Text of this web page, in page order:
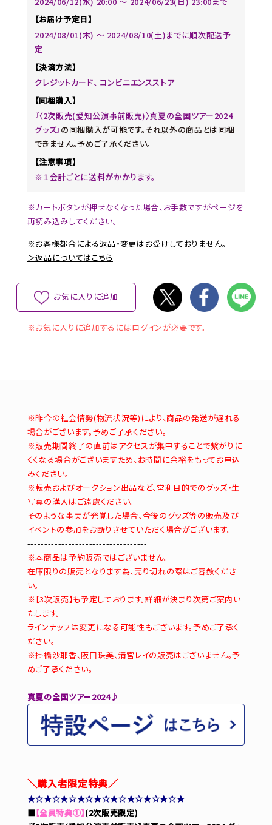
【お届け予定日】
2024/08/01(木) 〜 2024/08/10(土)までに順次配送予
定
【決済方法】
クレジットカード、 コンビニエンスストア
【同梱購入】
『〈2次販売(愛知公演事前販売)〉真夏の全国ツアー2024
グッズ』の同梱購入が可能です。それ以外の商品とは同梱
できません。予めご了承ください。
【注意事項】
※１会計ごとに送料がかかります。
※カートボタンが押せなくなった場合、お手数ですがページを
再読み込みしてください。
※お客様都合による返品・変更はお受けしておりません。
＞返品についてはこちら
お気に入りに追加
※お気に入りに追加するにはログインが必要です。
※昨今の社会情勢(物流状況等)により、商品の発送が遅れる
場合がございます。予めご了承ください。
※販売期間終了の直前はアクセスが集中することで繋がりに
くくなる場合がございますため、お時間に余裕をもってお申込
みください。
※転売およびオークション出品など、営利目的でのグッズ・生
写真の購入はご遠慮ください。
そのような事実が発覚した場合、今後のグッズ等の販売及び
イベントの参加をお断りさせていただく場合がございます。
-----------------------------------
※本商品は予約販売ではございません。
在庫限りの販売となります為、売り切れの際はご容赦くださ
い。
※【3次販売】も予定しております。詳細が決まり次第ご案内い
たします。
ラインナップは変更になる可能性もございます。予めご了承く
ださい。
※掛橋沙耶香、阪口珠美、清宮レイの販売はございません。予
めご了承ください。
真夏の全国ツアー2024♪
＼購入者限定特典／
★☆★☆★☆★☆★☆★☆★☆★☆★☆★
■【全員特典①】(2次販売限定)